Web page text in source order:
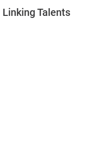
Talents